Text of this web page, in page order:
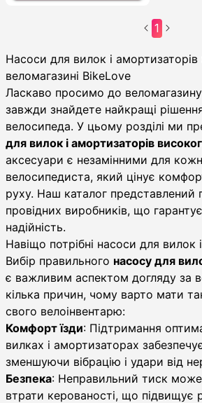
1
Насоси для вилок і
Насоси для вилок і
веломагазині BikeLove
Ласкаво просимо до
завжди знайдете найкращі
велосипеда. У цьому розділі ми
для вилок і амортизаторів
аксесуари є незамінними для
велосипедиста, який цінує
руху. Наш каталог представлений
провідних виробників, що
надійність.
Навіщо потрібні насоси для вилок
Вибір правильного насосу для
є важливим аспектом догляду за
кілька причин, чому варто мати
свого велоінвентарю:
Комфорт їзди: Підтримання
вилках і амортизаторах
зменшуючи вібрацію і удари від
Безпека: Неправильний тиск
втрати керованості, що підвищує